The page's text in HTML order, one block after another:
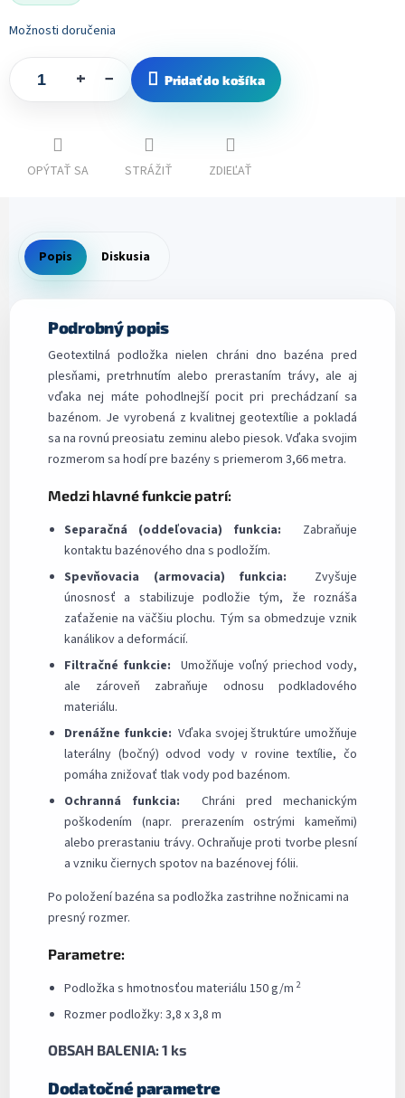
Možnosti doručenia
+ − Pridať do košíka
OPÝTAŤ SA STRÁŽIŤ ZDIEĽAŤ
Popis Diskusia
Podrobný popis
Geotextilná podložka nielen chráni dno bazéna pred
plesňami, pretrhnutím alebo prerastaním trávy, ale aj
vďaka nej máte pohodlnejší pocit pri prechádzaní sa
bazénom. Je vyrobená z kvalitnej geotextílie a pokladá
sa na rovnú preosiatu zeminu alebo piesok. Vďaka svojim
rozmerom sa hodí pre bazény s priemerom 3,66 metra.
Medzi hlavné funkcie patrí:
Separačná (oddeľovacia) funkcia:
Zabraňuje
kontaktu bazénového dna s podložím.
Spevňovacia (armovacia) funkcia:
Zvyšuje
únosnosť a stabilizuje podložie tým, že roznáša
zaťaženie na väčšiu plochu. Tým sa obmedzuje vznik
kanálikov a deformácií.
Filtračné funkcie: Umožňuje voľný priechod vody,
ale zároveň zabraňuje odnosu podkladového
materiálu.
Drenážne funkcie: Vďaka svojej štruktúre umožňuje
laterálny (bočný) odvod vody v rovine textílie, čo
pomáha znižovať tlak vody pod bazénom.
Ochranná funkcia:
Chráni pred mechanickým
poškodením (napr. prerazením ostrými kameňmi)
alebo prerastaniu trávy. Ochraňuje proti tvorbe plesní
a vzniku čiernych spotov na bazénovej fólii.
Po položení bazéna sa podložka zastrihne nožnicami na
presný rozmer.
Parametre:
Podložka s hmotnosťou materiálu 150 g/m 2
Rozmer podložky: 3,8 x 3,8 m
OBSAH BALENIA: 1 ks
Dodatočné parametre